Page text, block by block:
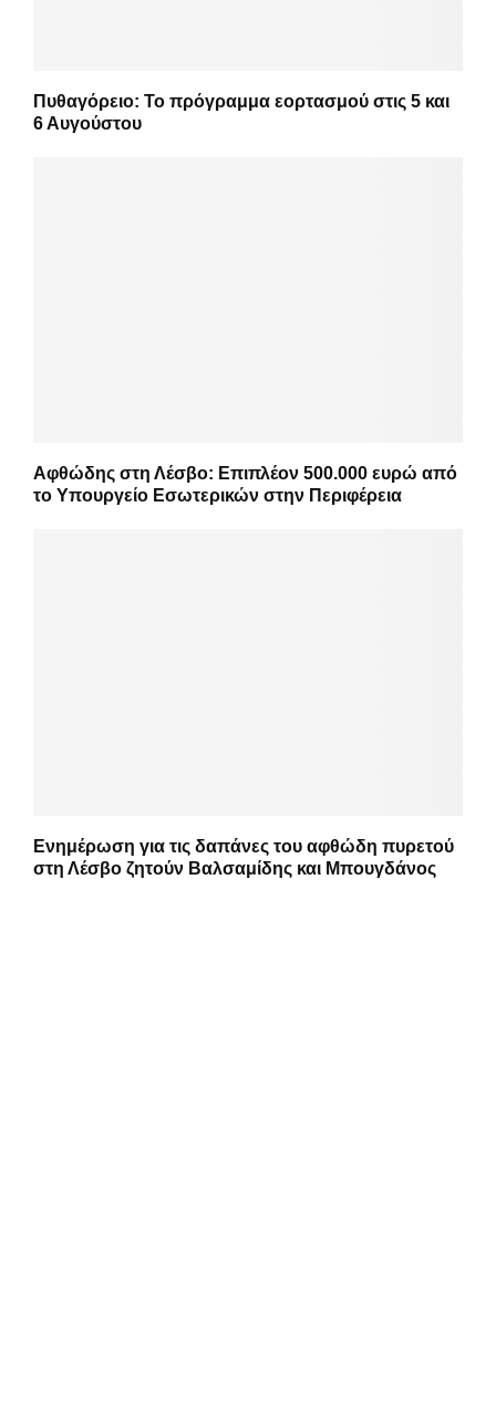
Πυθαγόρειο: Το πρόγραμμα εορτασμού στις 5 και
6 Αυγούστου
Αφθώδης στη Λέσβο: Επιπλέον 500.000 ευρώ από
το Υπουργείο Εσωτερικών στην Περιφέρεια
Ενημέρωση για τις δαπάνες του αφθώδη πυρετού
στη Λέσβο ζητούν Βαλσαμίδης και Μπουγδάνος